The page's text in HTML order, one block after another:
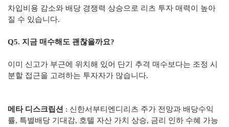
차입비용 감소와 배당 경쟁력 상승으로 리츠 투자 매력이 높아
질 수 있습니다.
Q5. 지금 매수해도 괜찮을까요?
이미 신고가 부근에 위치해 있어 단기 추격 매수보다는 조정 시
분할 접근을 고려하는 투자자가 많습니다.
메타 디스크립션 : 신한서부티엔디리츠 주가 전망과 배당수익
률, 특별배당 기대감, 호텔 자산 가치 상승, 금리 인하 수혜 가능